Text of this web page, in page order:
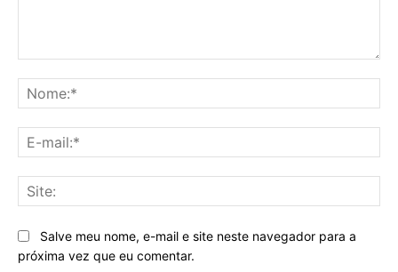
Salve meu nome, e-mail e site neste navegador para a
próxima vez que eu comentar.